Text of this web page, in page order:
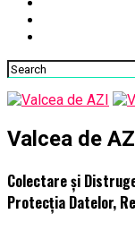
Valcea de
Colectare și
Protecția Datelor,